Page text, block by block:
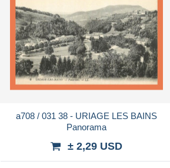
a708 / 031 38 - URIAGE LES BAINS
Panorama
± 2,29 USD